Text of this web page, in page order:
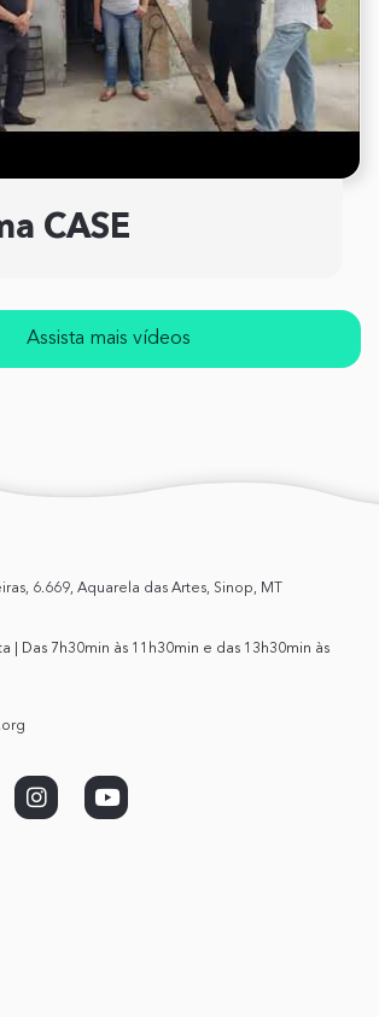
CASE
Assista mais vídeos
6.669, Aquarela das Artes, Sinop, MT
| Das 7h30min às 11h30min e das 13h30min às